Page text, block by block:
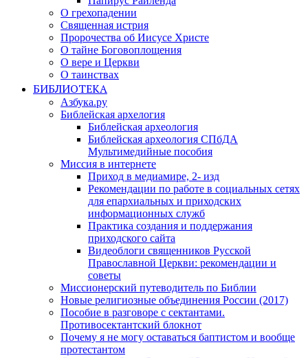
О грехопадении
Священная истрия
Пророчества об Иисусе Христе
О тайне Боговоплощения
О вере и Церкви
О таинствах
БИБЛИОТЕКА
Азбука.ру
Библейская архелогия
Библейская археология
Библейская археология СПбДА
Мультимедийные пособия
Миссия в интернете
Приход в медиамире, 2- изд
Рекомендации по работе в социальных сетях
для епархиальных и приходских
информационных служб
Практика создания и поддержания
приходского сайта
Видеоблоги священников Русской
Православной Церкви: рекомендации и
советы
Миссионерский путеводитель по Библии
Новые религиозные объединения России (2017)
Пособие в разговоре с сектантами.
Противосектантский блокнот
Почему я не могу оставаться баптистом и вообще
протестантом